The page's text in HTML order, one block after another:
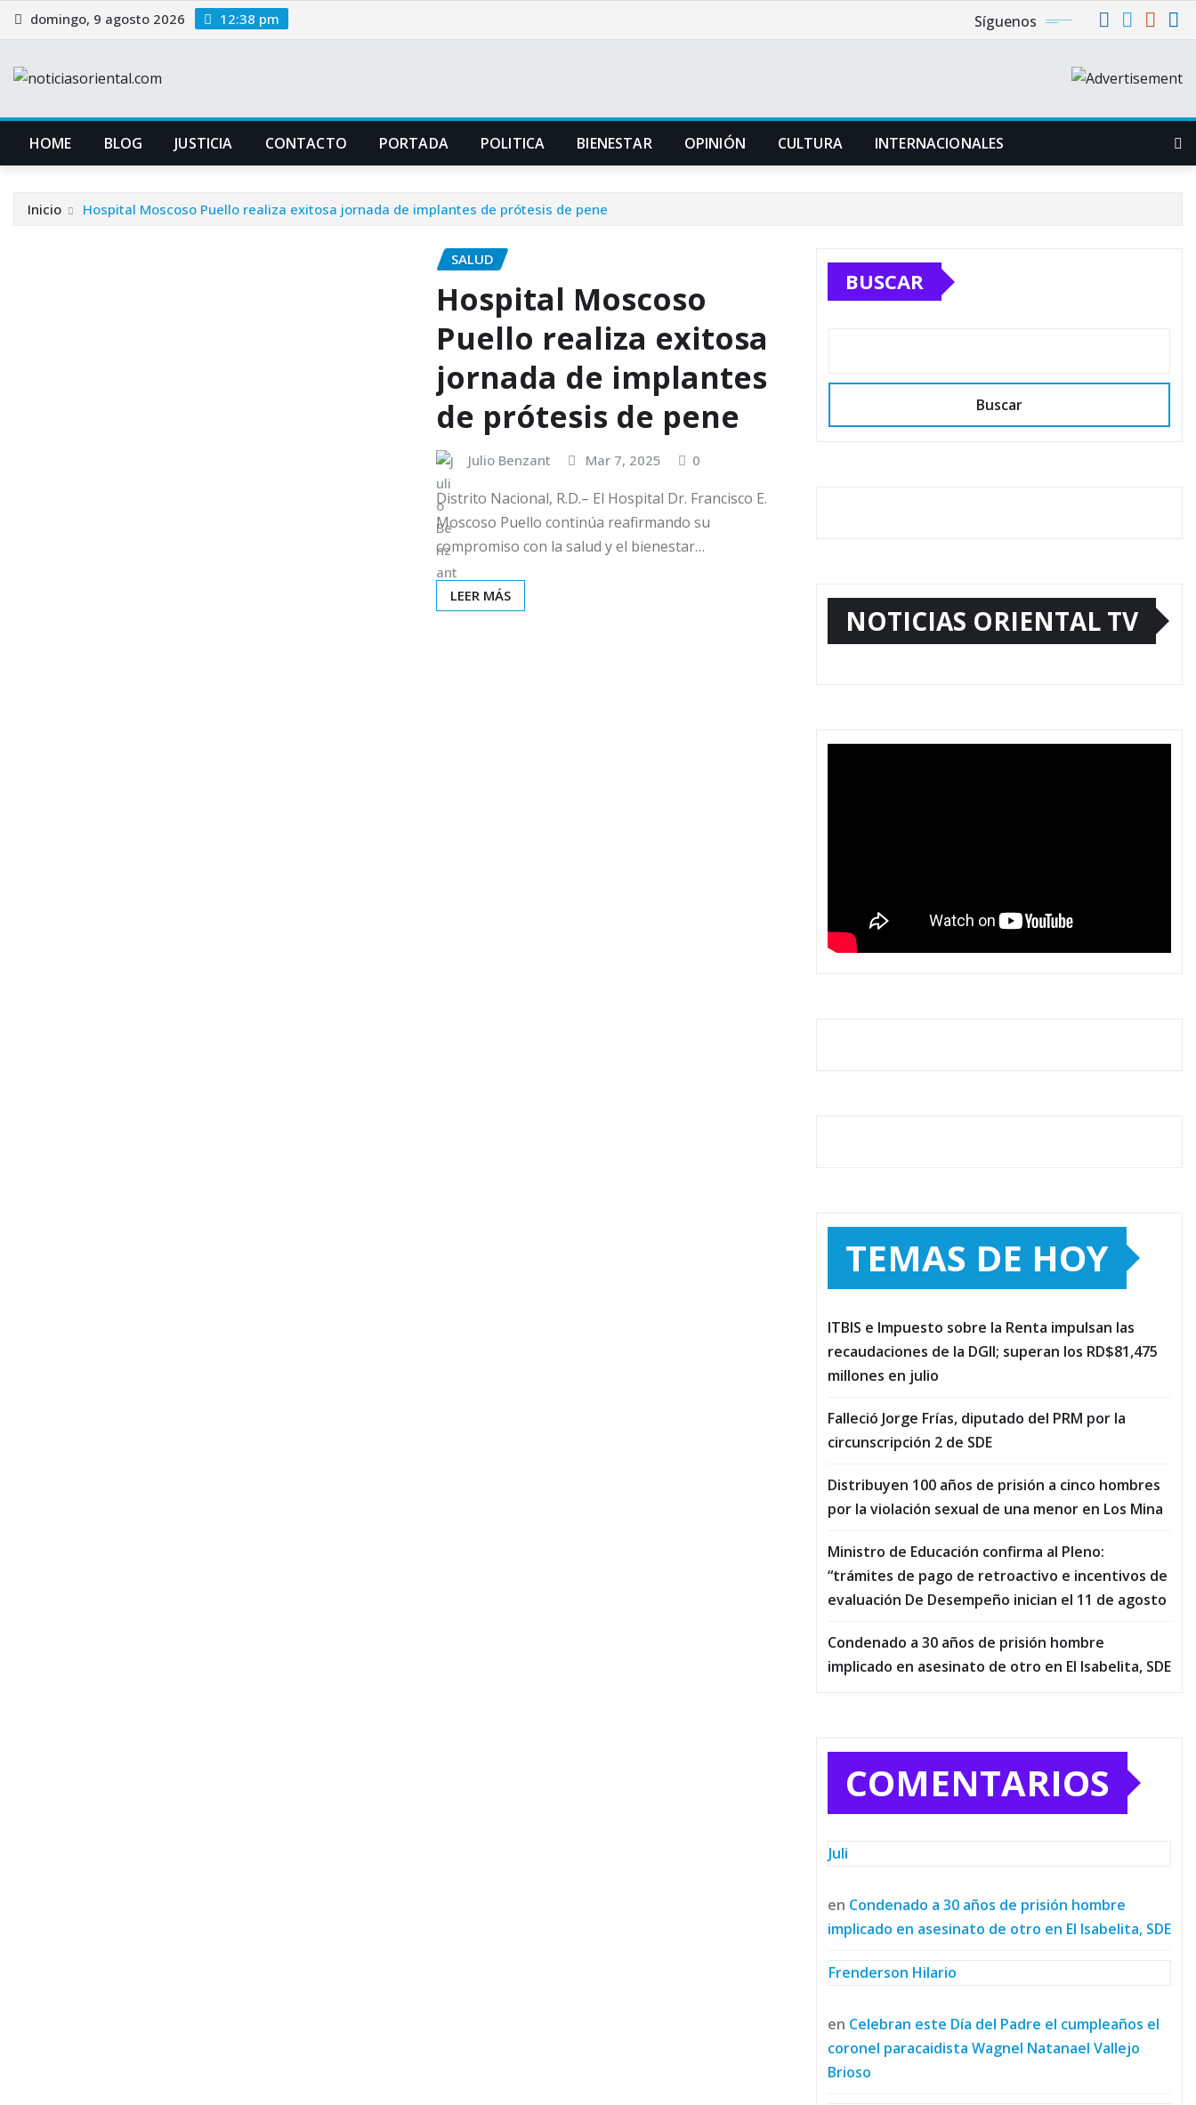
Saltar
al
domingo, 9 agosto 2026 12:38 pm Síguenos
HOME BLOG JUSTICIA CONTACTO PORTADA POLITICA BIENESTAR OPINIÓN CULTURA INTERNACIONALES
Inicio Hospital Moscoso Puello realiza exitosa jornada de implantes de prótesis de pene
SALUD
Hospital Moscoso
Puello realiza exitosa
jornada de implantes
de prótesis de pene
Julio Benzant Mar 7, 2025 0
Distrito Nacional, R.D.– El Hospital Dr. Francisco E.
Moscoso Puello continúa reafirmando su
compromiso con la salud y el bienestar…
LEER MÁS
BUSCAR
Buscar
NOTICIAS ORIENTAL TV
TEMAS DE HOY
ITBIS e Impuesto sobre la Renta impulsan las
recaudaciones de la DGII; superan los RD$81,475
millones en julio
Falleció Jorge Frías, diputado del PRM por la
circunscripción 2 de SDE
Distribuyen 100 años de prisión a cinco hombres
por la violación sexual de una menor en Los Mina
Ministro de Educación confirma al Pleno:
“trámites de pago de retroactivo e incentivos de
evaluación De Desempeño inician el 11 de agosto
Condenado a 30 años de prisión hombre
implicado en asesinato de otro en El Isabelita, SDE
COMENTARIOS
Juli
en Condenado a 30 años de prisión hombre
implicado en asesinato de otro en El Isabelita, SDE
Frenderson Hilario
en Celebran este Día del Padre el cumpleaños el
coronel paracaidista Wagnel Natanael Vallejo
Brioso